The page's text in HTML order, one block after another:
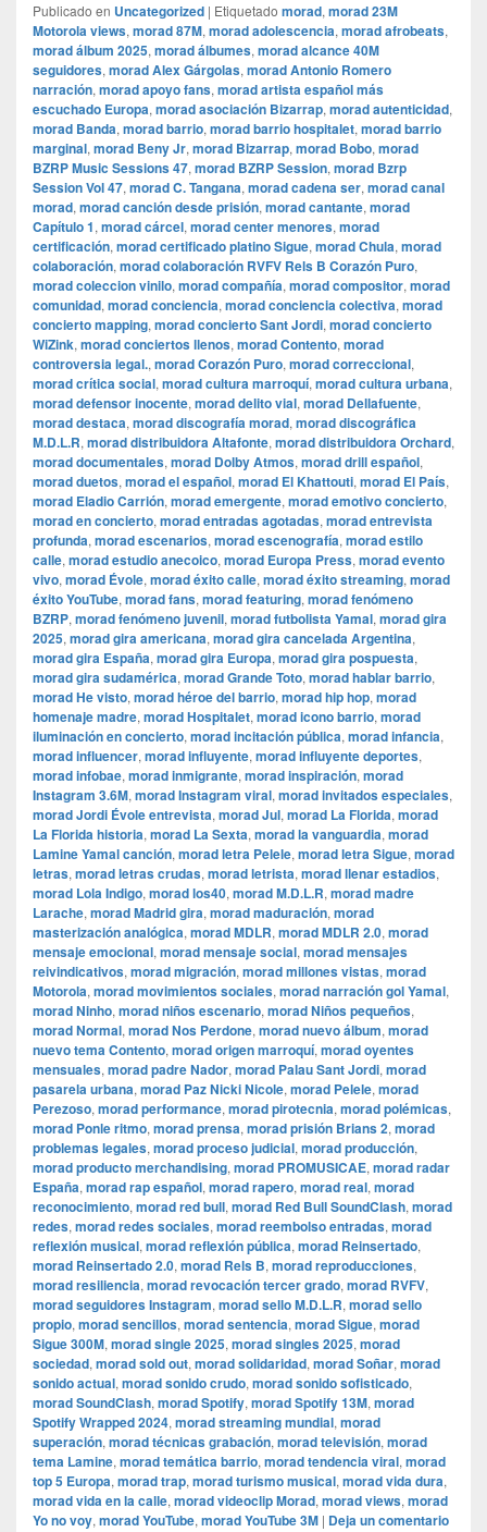
Publicado en Uncategorized | Etiquetado morad, morad 23M
Motorola views, morad 87M, morad adolescencia, morad afrobeats,
morad álbum 2025, morad álbumes, morad alcance 40M
seguidores, morad Alex Gárgolas, morad Antonio Romero
narración, morad apoyo fans, morad artista español más
escuchado Europa, morad asociación Bizarrap, morad autenticidad,
morad Banda, morad barrio, morad barrio hospitalet, morad barrio
marginal, morad Beny Jr, morad Bizarrap, morad Bobo, morad
BZRP Music Sessions 47, morad BZRP Session, morad Bzrp
Session Vol 47, morad C. Tangana, morad cadena ser, morad canal
morad, morad canción desde prisión, morad cantante, morad
Capítulo 1, morad cárcel, morad center menores, morad
certificación, morad certificado platino Sigue, morad Chula, morad
colaboración, morad colaboración RVFV Rels B Corazón Puro,
morad coleccion vinilo, morad compañía, morad compositor, morad
comunidad, morad conciencia, morad conciencia colectiva, morad
concierto mapping, morad concierto Sant Jordi, morad concierto
WiZink, morad conciertos llenos, morad Contento, morad
controversia legal., morad Corazón Puro, morad correccional,
morad crítica social, morad cultura marroquí, morad cultura urbana,
morad defensor inocente, morad delito vial, morad Dellafuente,
morad destaca, morad discografía morad, morad discográfica
M.D.L.R, morad distribuidora Altafonte, morad distribuidora Orchard,
morad documentales, morad Dolby Atmos, morad drill español,
morad duetos, morad el español, morad El Khattouti, morad El País,
morad Eladio Carrión, morad emergente, morad emotivo concierto,
morad en concierto, morad entradas agotadas, morad entrevista
profunda, morad escenarios, morad escenografía, morad estilo
calle, morad estudio anecoico, morad Europa Press, morad evento
vivo, morad Évole, morad éxito calle, morad éxito streaming, morad
éxito YouTube, morad fans, morad featuring, morad fenómeno
BZRP, morad fenómeno juvenil, morad futbolista Yamal, morad gira
2025, morad gira americana, morad gira cancelada Argentina,
morad gira España, morad gira Europa, morad gira pospuesta,
morad gira sudamérica, morad Grande Toto, morad hablar barrio,
morad He visto, morad héroe del barrio, morad hip hop, morad
homenaje madre, morad Hospitalet, morad icono barrio, morad
iluminación en concierto, morad incitación pública, morad infancia,
morad influencer, morad influyente, morad influyente deportes,
morad infobae, morad inmigrante, morad inspiración, morad
Instagram 3.6M, morad Instagram viral, morad invitados especiales,
morad Jordi Évole entrevista, morad Jul, morad La Florida, morad
La Florida historia, morad La Sexta, morad la vanguardia, morad
Lamine Yamal canción, morad letra Pelele, morad letra Sigue, morad
letras, morad letras crudas, morad letrista, morad llenar estadios,
morad Lola Indigo, morad los40, morad M.D.L.R, morad madre
Larache, morad Madrid gira, morad maduración, morad
masterización analógica, morad MDLR, morad MDLR 2.0, morad
mensaje emocional, morad mensaje social, morad mensajes
reivindicativos, morad migración, morad millones vistas, morad
Motorola, morad movimientos sociales, morad narración gol Yamal,
morad Ninho, morad niños escenario, morad Niños pequeños,
morad Normal, morad Nos Perdone, morad nuevo álbum, morad
nuevo tema Contento, morad origen marroquí, morad oyentes
mensuales, morad padre Nador, morad Palau Sant Jordi, morad
pasarela urbana, morad Paz Nicki Nicole, morad Pelele, morad
Perezoso, morad performance, morad pirotecnia, morad polémicas,
morad Ponle ritmo, morad prensa, morad prisión Brians 2, morad
problemas legales, morad proceso judicial, morad producción,
morad producto merchandising, morad PROMUSICAE, morad radar
España, morad rap español, morad rapero, morad real, morad
reconocimiento, morad red bull, morad Red Bull SoundClash, morad
redes, morad redes sociales, morad reembolso entradas, morad
reflexión musical, morad reflexión pública, morad Reinsertado,
morad Reinsertado 2.0, morad Rels B, morad reproducciones,
morad resiliencia, morad revocación tercer grado, morad RVFV,
morad seguidores Instagram, morad sello M.D.L.R, morad sello
propio, morad sencillos, morad sentencia, morad Sigue, morad
Sigue 300M, morad single 2025, morad singles 2025, morad
sociedad, morad sold out, morad solidaridad, morad Soñar, morad
sonido actual, morad sonido crudo, morad sonido sofisticado,
morad SoundClash, morad Spotify, morad Spotify 13M, morad
Spotify Wrapped 2024, morad streaming mundial, morad
superación, morad técnicas grabación, morad televisión, morad
tema Lamine, morad temática barrio, morad tendencia viral, morad
top 5 Europa, morad trap, morad turismo musical, morad vida dura,
morad vida en la calle, morad videocli‏p Morad, morad views, morad
Yo no voy, morad YouTube, morad YouTube 3M | Deja un comentario